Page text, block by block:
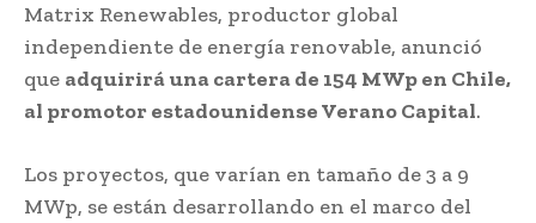
Matrix Renewables, productor global
independiente de energía renovable, anunció
que adquirirá una cartera de 154 MWp en Chile,
al promotor estadounidense Verano Capital.
Los proyectos, que varían en tamaño de 3 a 9
MWp, se están desarrollando en el marco del